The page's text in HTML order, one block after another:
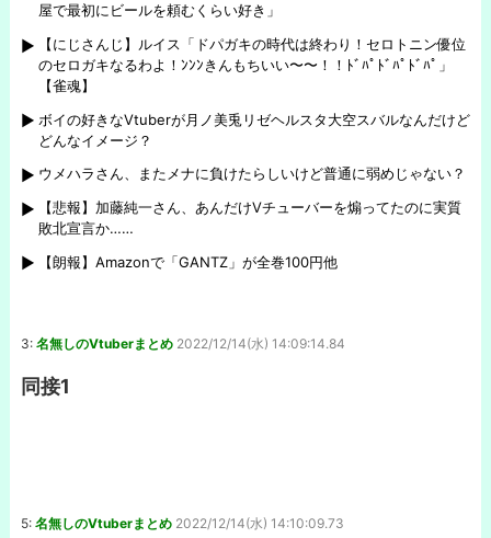
屋で最初にビールを頼むくらい好き」
【にじさんじ】ルイス「ドパガキの時代は終わり！セロトニン優位
のセロガキなるわよ！ﾝﾝﾝきんもちいい〜〜！！ﾄﾞﾊﾟﾄﾞﾊﾟﾄﾞﾊﾟ」
【雀魂】
ボイの好きなVtuberが月ノ美兎リゼヘルスタ大空スバルなんだけど
どんなイメージ？
ウメハラさん、またメナに負けたらしいけど普通に弱めじゃない？
【悲報】加藤純一さん、あんだけVチューバーを煽ってたのに実質
敗北宣言か……
【朗報】Amazonで「GANTZ」が全巻100円他
3: 名無しのVtuberまとめ 2022/12/14(水) 14:09:14.84
同接1
5: 名無しのVtuberまとめ 2022/12/14(水) 14:10:09.73